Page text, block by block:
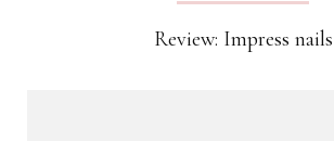
Review: Impress nails